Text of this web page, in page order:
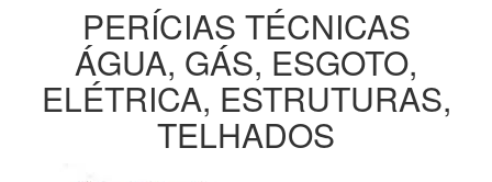
PERÍCIAS TÉCNICAS
ÁGUA, GÁS, ESGOTO,
ELÉTRICA, ESTRUTURAS,
TELHADOS